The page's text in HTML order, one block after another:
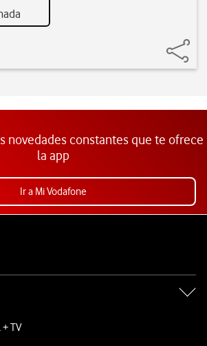
novedades constantes que te ofrece
la app
Ir a Mi Vodafone
sociales de Vodafone
TV